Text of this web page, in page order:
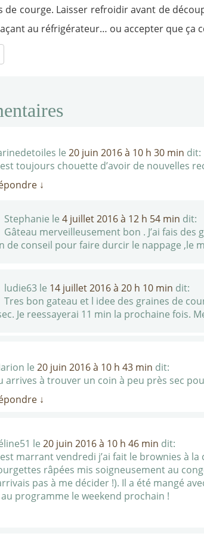
de courge. Laisser refroidir avant de
au réfrigérateur… ou accepter que ça
le 20 juin 2016 à 10 h 30 min dit:
toujours chouette d’avoir de nouvelles
↓
Stephanie le 4 juillet 2016 à 12 h 54 min dit:
Gâteau merveilleusement bon . J’ai fais
de conseil pour faire durcir le nappage ,le
ludie63 le 14 juillet 2016 à 20 h 10 min dit:
Tres bon gateau et l idee des graines de
Je reessayerai 11 min la prochaine fois.
le 20 juin 2016 à 10 h 43 min dit:
arrives à trouver un coin à peu près sec
↓
le 20 juin 2016 à 10 h 46 min dit:
marrant vendredi j’ai fait le brownies à
râpées mis soigneusement au
pas à me décider !). Il a été mangé
au programme le weekend prochain !